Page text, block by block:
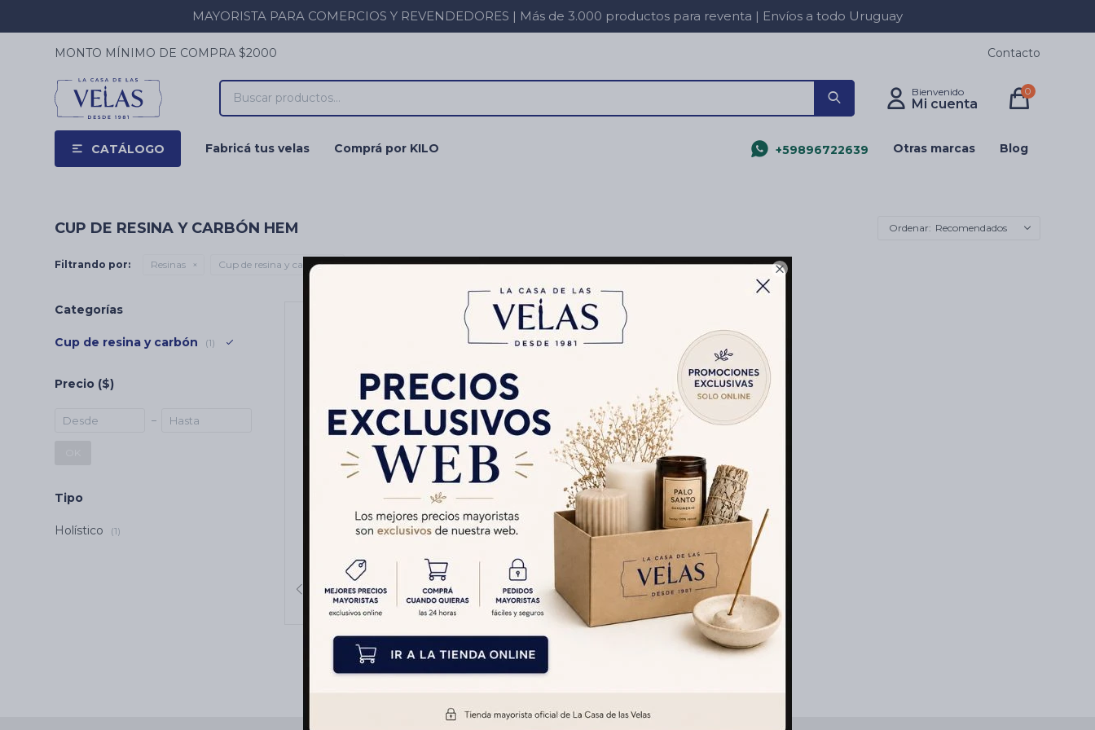

MAYORISTA PARA COMERCIOS Y REVENDEDORES | Más de 3.000 productos para reventa | Envíos a todo Uruguay
CATÁLOGO Fabricá tus velas Comprá por KILO +59896722639 Otras marcas Blog
0
MONTO MÍNIMO DE COMPRA $2000 Contacto
CUP DE RESINA Y CARBÓN HEM Recomendados
Filtrando por: Resinas Cup de resina y carbón Quitar filtros
CARBON CON RESINA
HEM - Damar
Categorías
Cup de resina y carbón (1)
Precio ($)
Tipo
Holístico (1)